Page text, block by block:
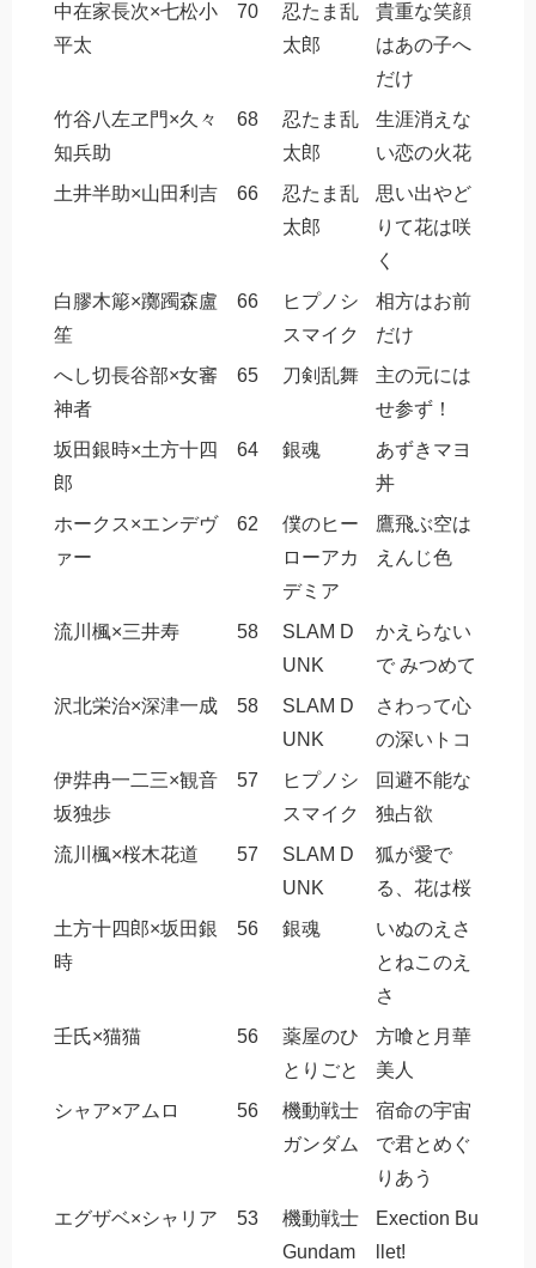
中在家長次×七松小
平太
70
忍たま乱
太郎
貴重な笑顔
はあの子へ
だけ
竹谷八左ヱ門×久々
知兵助
68
忍たま乱
太郎
生涯消えな
い恋の火花
土井半助×山田利吉
66
忍たま乱
太郎
思い出やど
りて花は咲
く
白膠木簓×躑躅森盧
笙
66
ヒプノシ
スマイク
相方はお前
だけ
へし切長谷部×女審
神者
65 刀剣乱舞
主の元には
せ参ず！
坂田銀時×土方十四
郎
64 銀魂
あずきマヨ
丼
ホークス×エンデヴ
ァー
62
僕のヒー
ローアカ
デミア
鷹飛ぶ空は
えんじ色
流川楓×三井寿 58
SLAM D
UNK
かえらない
で みつめて
沢北栄治×深津一成
58
SLAM D
UNK
さわって心
の深いトコ
伊弉冉一二三×観音
坂独歩
57
ヒプノシ
スマイク
回避不能な
独占欲
流川楓×桜木花道
57
SLAM D
UNK
狐が愛で
る、花は桜
土方十四郎×坂田銀
時
56 銀魂
いぬのえさ
とねこのえ
さ
壬氏×猫猫
56
薬屋のひ
とりごと
方喰と月華
美人
シャア×アムロ
56
機動戦士
ガンダム
宿命の宇宙
で君とめぐ
りあう
エグザベ×シャリア
53
機動戦士
Gundam
Exection Bu
llet!